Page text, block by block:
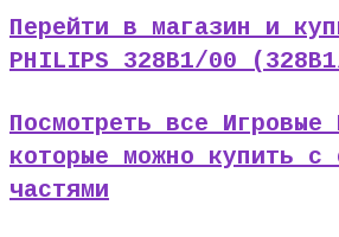
Перейти в магазин и
PHILIPS 328B1/00
Посмотреть все Игровые
которые можно купить с
частями